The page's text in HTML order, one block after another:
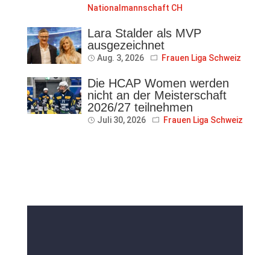
Nationalmannschaft CH
Lara Stalder als MVP
ausgezeichnet
Aug. 3, 2026 Frauen Liga Schweiz
Die HCAP Women werden
nicht an der Meisterschaft
2026/27 teilnehmen
Juli 30, 2026 Frauen Liga Schweiz